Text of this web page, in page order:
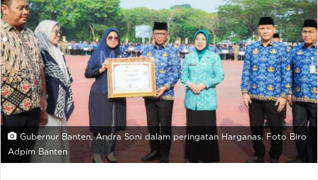
Gubernur Banten, Andra Soni dalam peringatan Harganas. Foto Biro
Adpim Banten